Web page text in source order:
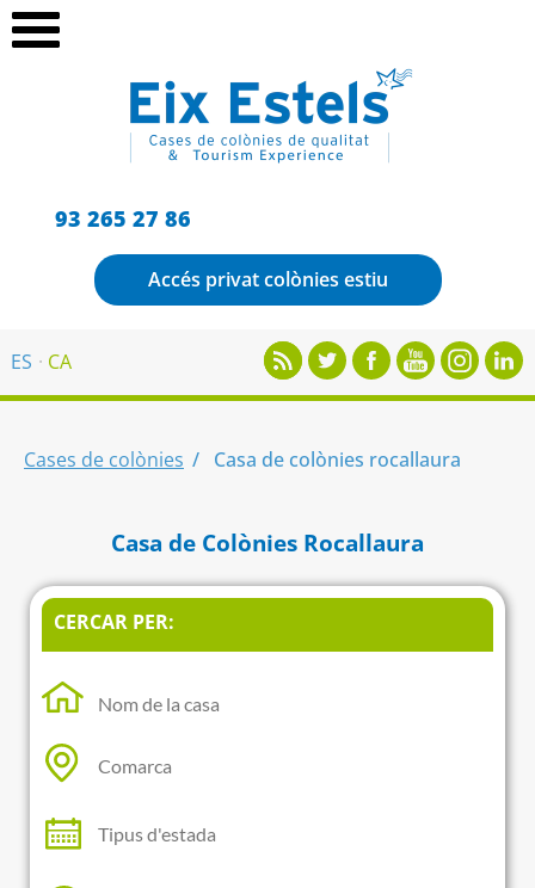
93 265 27 86
Accés privat colònies estiu
ES CA
Cases de colònies Casa de colònies rocallaura
Casa de Colònies Rocallaura
CERCAR PER: